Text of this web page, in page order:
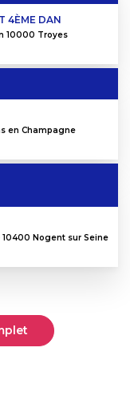
4ÈME DAN
10000 Troyes
en Champagne
10400 Nogent sur Seine